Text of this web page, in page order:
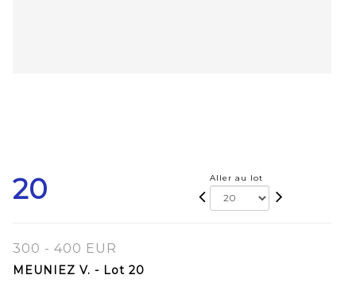
20 Aller au lot
300 - 400 EUR
MEUNIEZ V. - Lot 20